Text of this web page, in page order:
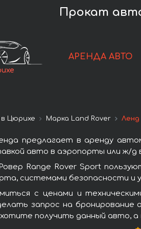
Прокат
АРЕНДА АВТО
Цюрихе Марка Land Rover Ленд
предлагает в аренду
авто в аэропорты или ж/д
Range Rover Sport
системами безопасности и
с ценами и
запрос на
получить данный авто,